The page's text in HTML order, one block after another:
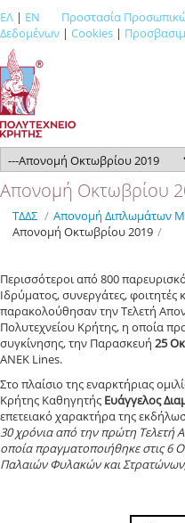
ΕΛ | EN
Προστασία
Δεδομένων | Cookies |
Απονομή Οκτωβρίου
ΤΔΔΣ / Απονομή Διπλωμάτων
Απονομή Οκτωβρίου 2019 /
Περισσότεροι από 800
Ιδρύματος, συνεργάτες, φοιτητές
παρακολούθησαν την Τελετή
Πολυτεχνείου Κρήτης, η οποία
συγκίνησης, την Παρασκευή 25
ANEK Lines.
Στο πλαίσιο της εναρκτήριας
Κρήτης Καθηγητής Ευάγγελος
επετειακό χαρακτήρα της
30 χρόνια από την πρώτη Τελετή
οποία πραγματοποιήθηκε στις 6
Παλαιών Φυλακών και Στρατώνων,